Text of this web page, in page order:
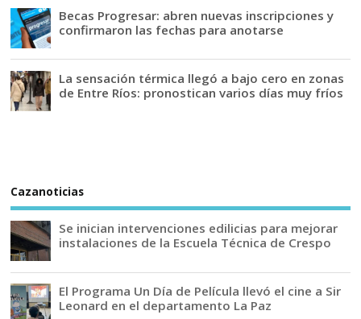
Becas Progresar: abren nuevas inscripciones y
confirmaron las fechas para anotarse
La sensación térmica llegó a bajo cero en zonas
de Entre Ríos: pronostican varios días muy fríos
Cazanoticias
Se inician intervenciones edilicias para mejorar
instalaciones de la Escuela Técnica de Crespo
El Programa Un Día de Película llevó el cine a Sir
Leonard en el departamento La Paz